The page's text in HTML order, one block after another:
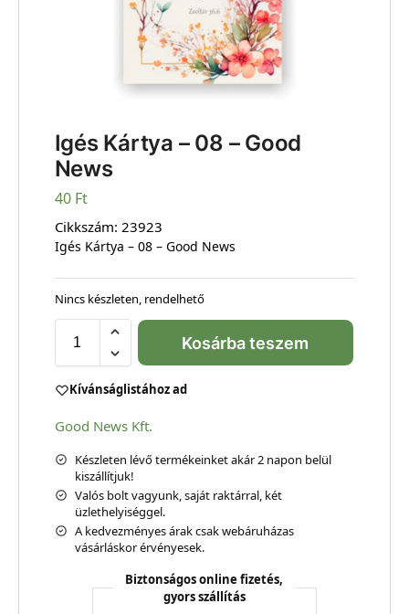
Igés Kártya – 08 – Good
News
40 Ft
Cikkszám: 23923
Igés Kártya – 08 – Good News
Nincs készleten, rendelhető
Kosárba teszem
Kívánságlistához ad
Good News Kft.
Készleten lévő termékeinket akár 2 napon belül
kiszállítjuk!
Valós bolt vagyunk, saját raktárral, két
üzlethelyiséggel.
A kedvezményes árak csak webáruházas
vásárláskor érvényesek.
Biztonságos online fizetés,
gyors szállítás